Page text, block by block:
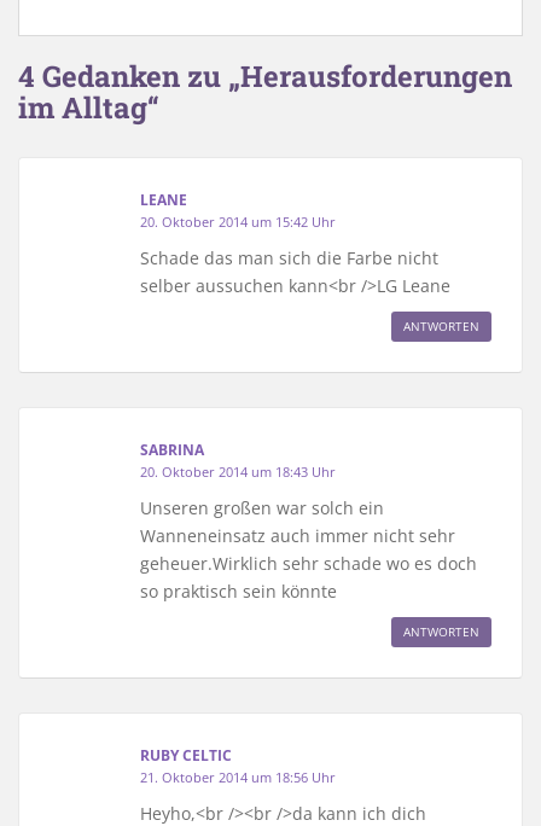
4 Gedanken zu „Herausforderungen
im Alltag“
LEANE
20. Oktober 2014 um 15:42 Uhr
Schade das man sich die Farbe nicht
selber aussuchen kann<br />LG Leane
ANTWORTEN
SABRINA
20. Oktober 2014 um 18:43 Uhr
Unseren großen war solch ein
Wanneneinsatz auch immer nicht sehr
geheuer.Wirklich sehr schade wo es doch
so praktisch sein könnte
ANTWORTEN
RUBY CELTIC
21. Oktober 2014 um 18:56 Uhr
Heyho,<br /><br />da kann ich dich